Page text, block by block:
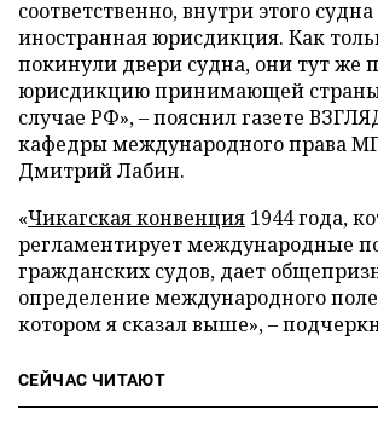
соответственно, внутри этого
иностранная юрисдикция. Как
покинули двери судна, они тут же
юрисдикцию принимающей
случае РФ», – пояснил газете
кафедры международного права
Дмитрий Лабин.
«Чикагская конвенция 1944 года,
регламентирует международные
гражданских судов, дает
определение международного
котором я сказал выше», –
СЕЙЧАС ЧИТАЮТ